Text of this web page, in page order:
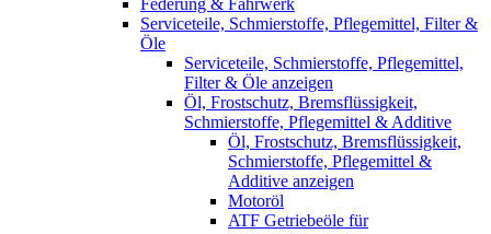
Serviceteile, Schmierstoffe, Pflegemittel, Filter &
Öle
Serviceteile, Schmierstoffe, Pflegemittel,
Filter & Öle anzeigen
Öl, Frostschutz, Bremsflüssigkeit,
Schmierstoffe, Pflegemittel & Additive
Öl, Frostschutz, Bremsflüssigkeit,
Schmierstoffe, Pflegemittel &
Additive anzeigen
Motoröl
ATF Getriebeöle für